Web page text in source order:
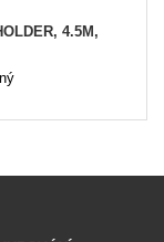
4.5M,